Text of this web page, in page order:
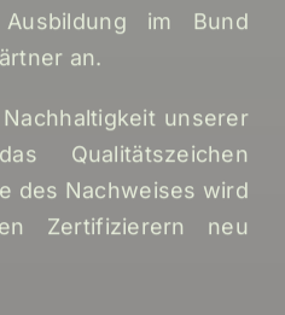
im Bund
an.
unserer
Qualitätszeichen
des Nachweises wird
Zertifizierern neu